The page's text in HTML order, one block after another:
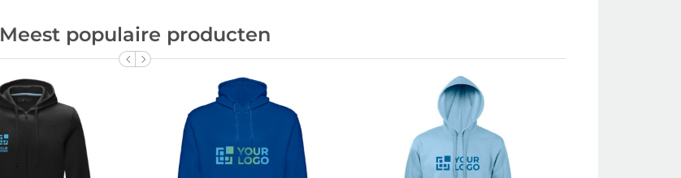
Meest populaire producten